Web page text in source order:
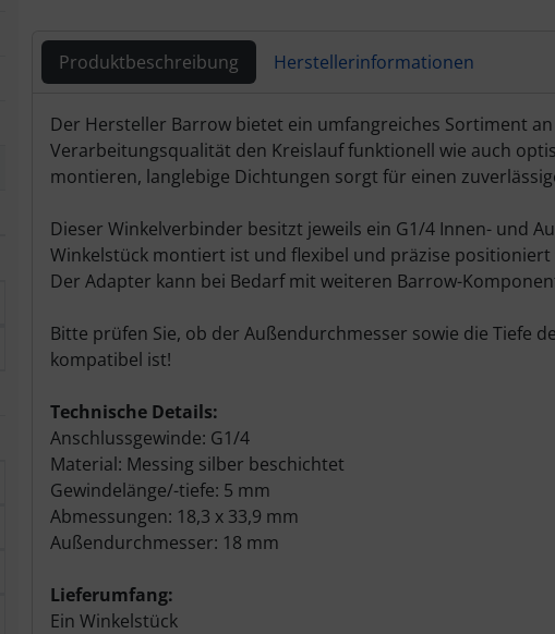
Produktbeschreibung Herstellerinformationen
Produktbeschreibung
Der Hersteller Barrow bietet ein umfangreiches Sortiment
Verarbeitungsqualität den Kreislauf funktionell wie auch
montieren, langlebige Dichtungen sorgt für einen
Dieser Winkelverbinder besitzt jeweils ein G1/4 Innen- und
Winkelstück montiert ist und flexibel und präzise positioniert
Der Adapter kann bei Bedarf mit weiteren Barrow-
Bitte prüfen Sie, ob der Außendurchmesser sowie die Tiefe
kompatibel ist!
Technische Details:
Anschlussgewinde: G1/4
Material: Messing silber beschichtet
Gewindelänge/-tiefe: 5 mm
Abmessungen: 18,3 x 33,9 mm
Außendurchmesser: 18 mm
Lieferumfang:
Ein Winkelstück